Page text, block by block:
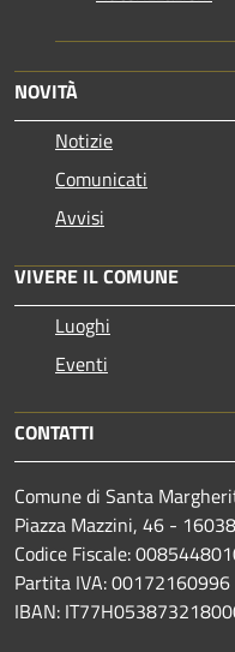
NOVITÀ
Notizie
Comunicati
Avvisi
VIVERE IL COMUNE
Luoghi
Eventi
CONTATTI
Comune di Santa
Piazza Mazzini, 46 -
Codice Fiscale:
Partita IVA: 00172160996
IBAN: